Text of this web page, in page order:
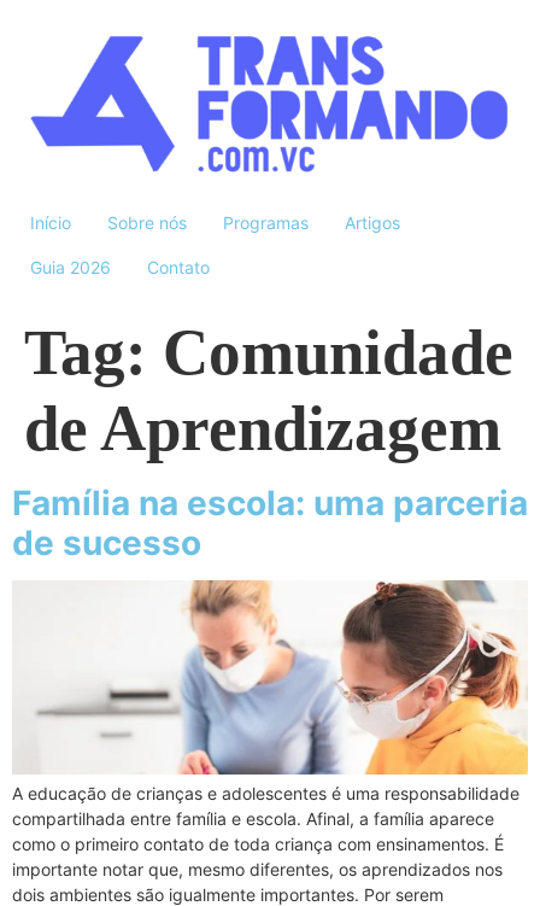
Início Sobre nós Programas Artigos
Guia 2026 Contato
Tag: Comunidade
de Aprendizagem
Família na escola: uma parceria
de sucesso
A educação de crianças e adolescentes é uma responsabilidade
compartilhada entre família e escola. Afinal, a família aparece
como o primeiro contato de toda criança com ensinamentos. É
importante notar que, mesmo diferentes, os aprendizados nos
dois ambientes são igualmente importantes. Por serem